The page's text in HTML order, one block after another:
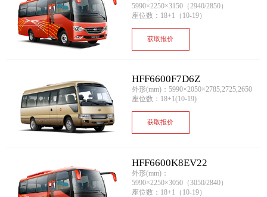
5990×2250×3150（2940/2850）
座位数：18+1（10-19）
获取报价
HFF6600F7D6Z
外形(mm)：5990×2050×2785,2725,2650
座位数：18+1(10-19)
获取报价
HFF6600K8EV22
外形(mm)：
5990×2250×3050（3050/2840）
座位数：18+1（10-19）